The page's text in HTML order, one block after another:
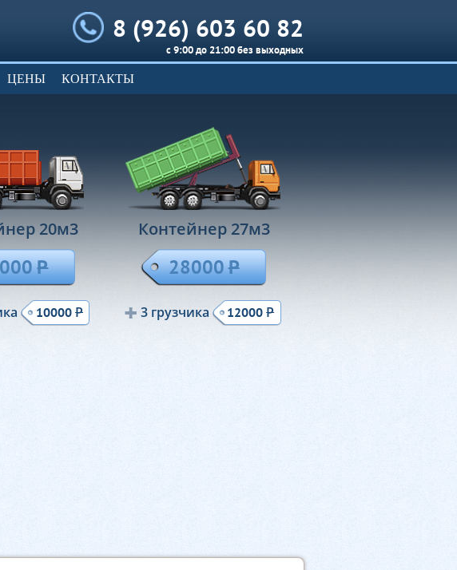
8 (926) 603 60 82
с 9:00 до 21:00 без выходных
ЦЕНЫ КОНТАКТЫ
20м3
Р
10000 Р
Контейнер 27м3
28000Р
3 грузчика 12000Р